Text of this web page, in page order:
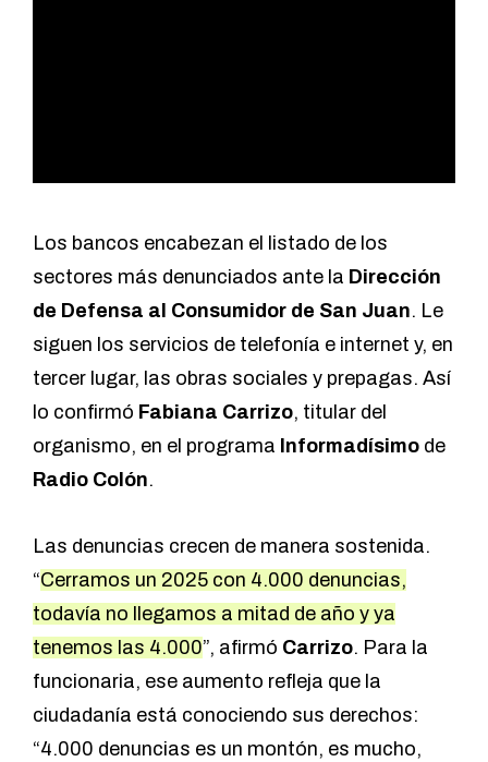
Los bancos encabezan el listado de los
sectores más denunciados ante la Dirección
de Defensa al Consumidor de San Juan. Le
siguen los servicios de telefonía e internet y, en
tercer lugar, las obras sociales y prepagas. Así
lo confirmó Fabiana Carrizo, titular del
organismo, en el programa Informadísimo de
Radio Colón.
Las denuncias crecen de manera sostenida.
“Cerramos un 2025 con 4.000 denuncias,
todavía no llegamos a mitad de año y ya
tenemos las 4.000”, afirmó Carrizo. Para la
funcionaria, ese aumento refleja que la
ciudadanía está conociendo sus derechos:
“4.000 denuncias es un montón, es mucho,